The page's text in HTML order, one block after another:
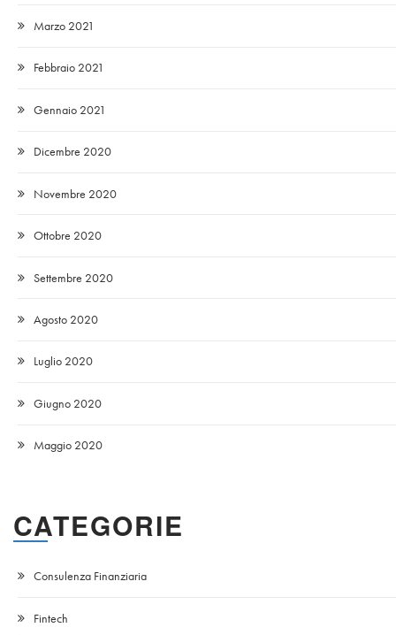
Marzo 2021
Febbraio 2021
Gennaio 2021
Dicembre 2020
Novembre 2020
Ottobre 2020
Settembre 2020
Agosto 2020
Luglio 2020
Giugno 2020
Maggio 2020
CATEGORIE
Consulenza Finanziaria
Fintech